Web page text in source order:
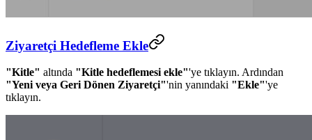
Ziyaretçi Hedefleme Ekle
"Kitle" altında "Kitle hedeflemesi ekle"'ye tıklayın. Ardından
"Yeni veya Geri Dönen Ziyaretçi"'nin yanındaki "Ekle"'ye
tıklayın.